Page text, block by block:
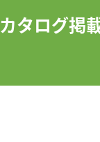
カタログ掲